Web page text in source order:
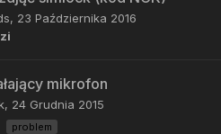
, 23 Października 2016
mikrofon
, 24 Grudnia 2015
problem